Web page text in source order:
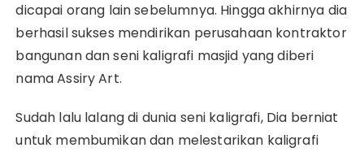
dicapai orang lain sebelumnya. Hingga akhirnya dia
berhasil sukses mendirikan perusahaan kontraktor
bangunan dan seni kaligrafi masjid yang diberi
nama Assiry Art.
Sudah lalu lalang di dunia seni kaligrafi, Dia berniat
untuk membumikan dan melestarikan kaligrafi